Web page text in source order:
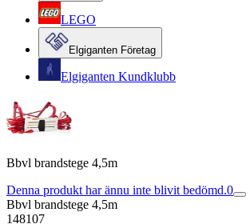
LEGO
Elgiganten Företag
Elgiganten Kundklubb
Bbvl brandstege 4,5m
Denna produkt har ännu inte blivit bedömd.0
Bbvl brandstege 4,5m
148107